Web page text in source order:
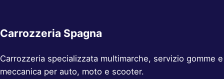
Carrozzeria Spagna
Carrozzeria specializzata multimarche, servizio gomme e
meccanica per auto, moto e scooter.